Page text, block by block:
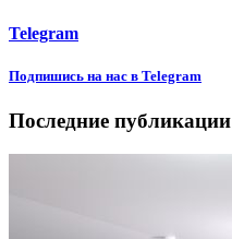
Telegram
Подпишиcь на нас в Telegram
Последние публикации